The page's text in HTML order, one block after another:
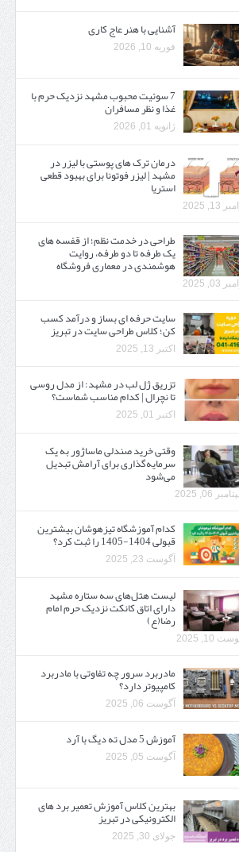
آشنایی با هنر عاج کاری
فوریه 10, 2026
7 سوئیت محبوب مشهد نزدیک حرم با
غذا و نظر مسافران
ژانویه 01, 2026
درمان ترک های پوستی با لیزر در
مشهد | لیزر فوتونا برای بهبود قطعی
استریا
13, 2025
طراحی در خدمت نظم؛ از قفسه ‌های
یک‌ طرفه تا دو طرفه، روایت
هوشمندی در معماری فروشگاه
03, 2025
سایت حرفه ‌ای بساز و درآمد کسب
کن؛ کلاس طراحی سایت در تبریز
اکتبر 13, 2025
تزریق ژل لب در مشهد: از مدل روسی
تا نچرال | کدام مناسب شماست؟
اکتبر 01, 2025
وقتی خرید صندلی ماساژور به یک
سرمایه‌گذاری برای آرامش تبدیل
می‌شود
06, 2025
کدام آموزشگاه تیزهوشان بیشترین
قبولی 1404-1405 را ثبت کرد؟
آگوست 23, 2025
لیست هتل‌های سه ستاره مشهد
دارای اتاق کانکت نزدیک حرم امام
رضا(ع)
10, 2025
مادربرد سرور چه تفاوتی با مادربرد
کامپیوتر دارد؟
آگوست 06, 2025
آموزش 5 مدل ته دیگ با آرد
آگوست 05, 2025
بهترین کلاس آموزش تعمیر برد های
الکترونیکی در تبریز
جولای 30, 2025